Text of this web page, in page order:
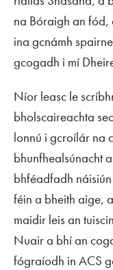
na Bóraigh an fód,
ina gcnámh
gcogadh i mí
Níor leasc le
bholscaireachta
lonnú i gcroílár na
bhunfhealsúnacht
bhféadfadh
féin a bheith aige,
maidir leis an
Nuair a bhí an
fógraíodh in ACS